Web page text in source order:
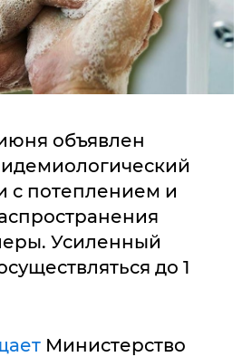
объявлен
с потеплением и
Усиленный
до 1
Министерство